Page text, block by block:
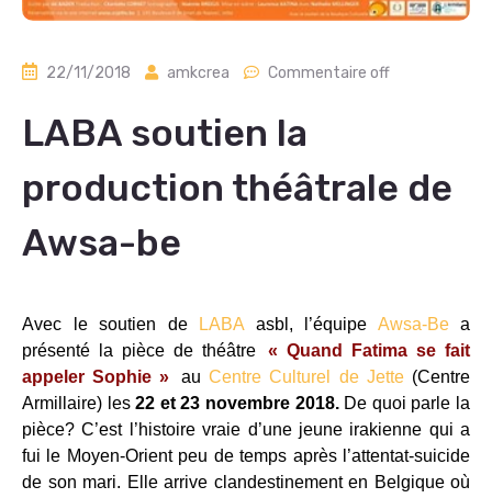
22/11/2018 amkcrea Commentaire off
LABA soutien la
production théâtrale de
Awsa-be
Avec le soutien de LABA asbl, l’équipe Awsa-Bea
présenté la pièce de théâtre
« Quand Fatima se fait
appeler Sophie »
auCentre Culturel de Jette(Centre
Armillaire) les22 et 23 novembre 2018.De quoi parle la
pièce? C’est l’histoire vraie d’une jeune irakienne qui a
fui le Moyen-Orient peu de temps après l’attentat-suicide
de son mari. Elle arrive clandestinement en Belgique où